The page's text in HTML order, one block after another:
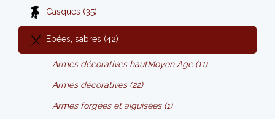
Casques (35)
Epées, sabres (42)
Armes décoratives hautMoyen Age (11)
Armes décoratives (22)
Armes forgées et aiguisées (1)